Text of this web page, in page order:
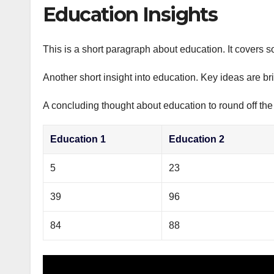
Education Insights
This is a short paragraph about education. It covers
Another short insight into education. Key ideas are
A concluding thought about education to round off
Education 1 Education 2
5 23
39 96
84 88